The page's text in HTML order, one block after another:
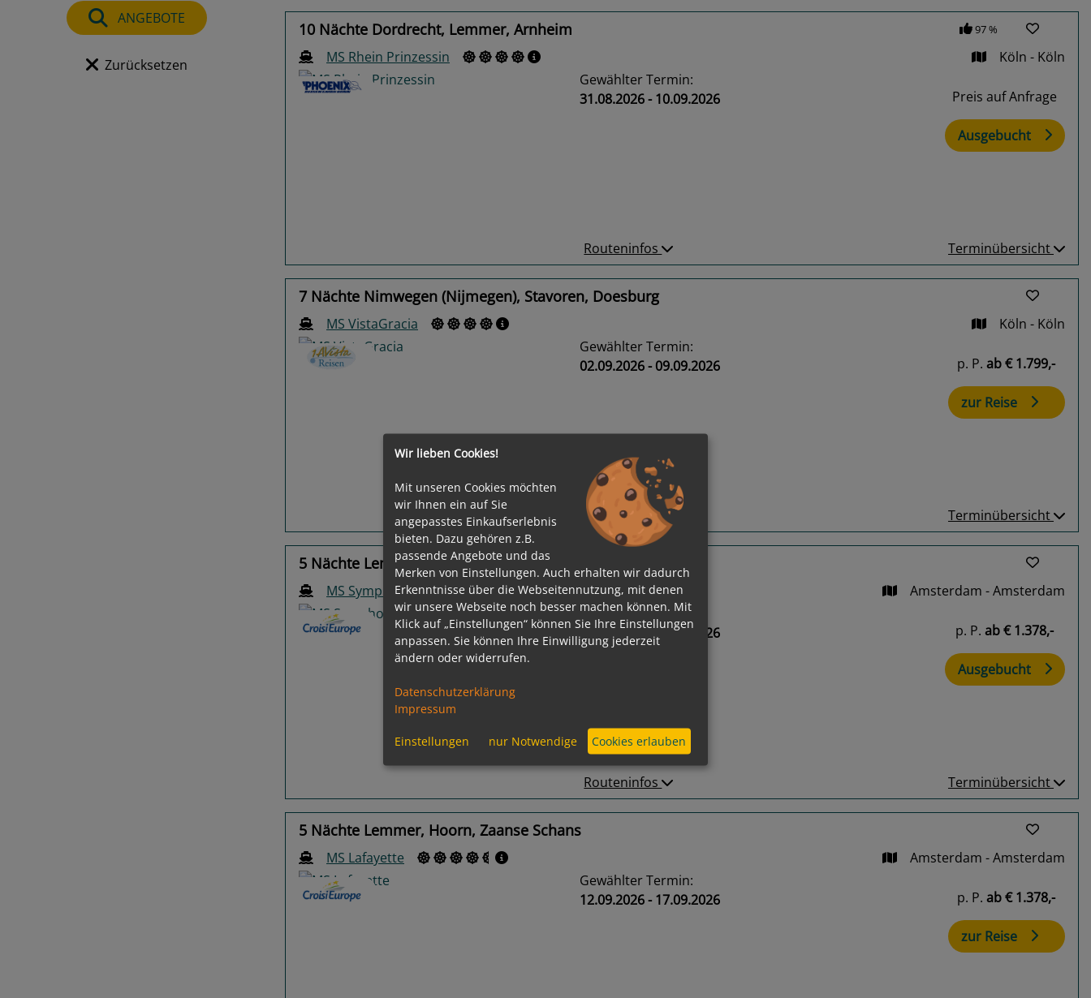
ANGEBOTE
Zurücksetzen
10 Nächte Dordrecht, Lemmer, Arnheim 97 %
MS Rhein Prinzessin Köln - Köln
Gewählter Termin:
31.08.2026 - 10.09.2026
Preis auf Anfrage
Ausgebucht
Routeninfos Terminübersicht
7 Nächte Nimwegen (Nijmegen), Stavoren, Doesburg
MS VistaGracia Köln - Köln
Next
Gewählter Termin:
02.09.2026 - 09.09.2026
p. P. ab€ 1.799,-
zur Reise
Routeninfos Terminübersicht
5 Nächte Lemmer, Enkhuizen, Hoorn
MS Symphonie Amsterdam - Amsterdam
Gewählter Termin:
12.09.2026 - 17.09.2026
p. P. ab€ 1.378,-
Ausgebucht
Routeninfos Terminübersicht
5 Nächte Lemmer, Hoorn, Zaanse Schans
MS Lafayette Amsterdam - Amsterdam
Gewählter Termin:
12.09.2026 - 17.09.2026
p. P. ab€ 1.378,-
zur Reise
Wir lieben Cookies!
Mit unseren Cookies möchten
wir Ihnen ein auf Sie
angepasstes Einkaufserlebnis
bieten. Dazu gehören z.B.
passende Angebote und das
Merken von Einstellungen. Auch erhalten wir dadurch
Erkenntnisse über die Webseitennutzung, mit denen
wir unsere Webseite noch besser machen können. Mit
Klick auf „Einstellungen“ können Sie Ihre Einstellungen
anpassen. Sie können Ihre Einwilligung jederzeit
ändern oder widerrufen.
Datenschutzerklärung
Impressum
Einstellungen nur Notwendige Cookies erlauben